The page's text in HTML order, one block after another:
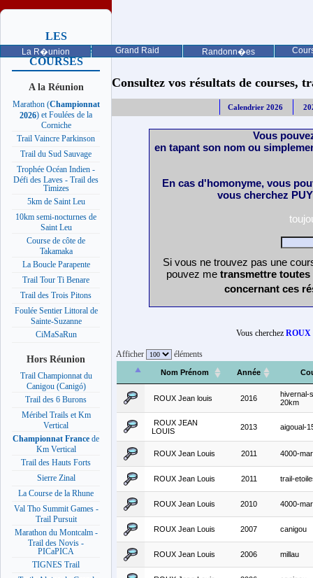
La R�union Grand Raid Randonn�es
LES
PROCHAINES
COURSES
A la Réunion
Marathon (Championnat
2026) et Foulées de la
Corniche
Trail Vaincre Parkinson
Trail du Sud Sauvage
Trophée Océan Indien -
Défi des Laves - Trail des
Timizes
5km de Saint Leu
10km semi-nocturnes de
Saint Leu
Course de côte de
Takamaka
La Boucle Parapente
Trail Tour Ti Benare
Trail des Trois Pitons
Foulée Sentier Littoral de
Sainte-Suzanne
CiMaSaRun
Hors Réunion
Trail Championnat du
Canigou (Canigó)
Trail des 6 Burons
Méribel Trails et Km
Vertical
Championnat France de
Km Vertical
Trail des Hauts Forts
Sierre Zinal
La Course de la Rhune
Val Tho Summit Games -
Trail Pursuit
Marathon du Montcalm -
Trail des Novis -
PICaPICA
TIGNES Trail
Consultez vos résultats de courses,
Calendrier 2026
Vous
en tapant son nom ou
En cas d'homonyme, vous
vous cherchez
Si vous ne trouvez pas une
pouvez me transmettre
concernant ces
Vous cherchez ROUX
Afficher éléments
Nom Prénom Année
ROUX Jean louis 2016
hivernal-
20km
ROUX JEAN
LOUIS
2013 aigoual-
ROUX Jean Louis 2011 4000-
ROUX Jean Louis 2011 trail-
ROUX Jean Louis 2010 4000-
ROUX Jean Louis 2007 canigou
ROUX Jean Louis 2006 millau